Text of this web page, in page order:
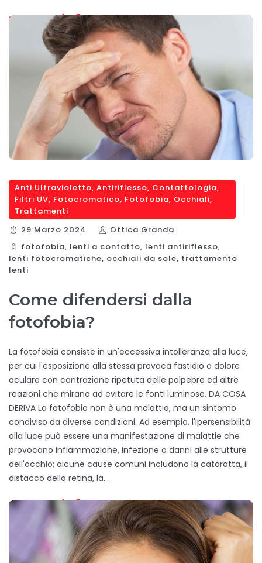
SCOPRI DI PIÙ
Anti Ultravioletto, Antiriflesso, Contattologia,
Filtri UV, Fotocromatico, Fotofobia, Occhiali,
Trattamenti
29 Marzo 2024
Ottica Granda
fotofobia, lenti a contatto, lenti antiriflesso,
lenti fotocromatiche, occhiali da sole, trattamento
lenti
Come difendersi dalla
fotofobia?
La fotofobia consiste in un'eccessiva intolleranza alla luce,
per cui l'esposizione alla stessa provoca fastidio o dolore
oculare con contrazione ripetuta delle palpebre ed altre
reazioni che mirano ad evitare le fonti luminose. DA COSA
DERIVA La fotofobia non è una malattia, ma un sintomo
condiviso da diverse condizioni. Ad esempio, l'ipersensibilità
alla luce può essere una manifestazione di malattie che
provocano infiammazione, infezione o danni alle strutture
dell'occhio; alcune cause comuni includono la cataratta, il
distacco della retina, la…
SCOPRI DI PIÙ